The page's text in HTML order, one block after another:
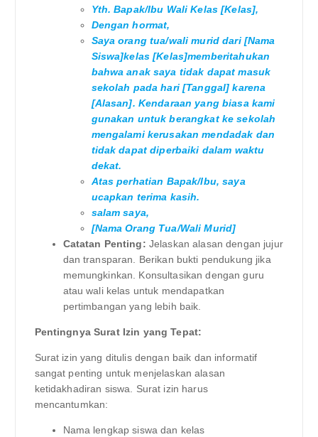
Yth. Bapak/Ibu Wali Kelas [Kelas],
Dengan hormat,
Saya orang tua/wali murid dari [Nama
Siswa]kelas [Kelas]memberitahukan
bahwa anak saya tidak dapat masuk
sekolah pada hari [Tanggal] karena
[Alasan]. Kendaraan yang biasa kami
gunakan untuk berangkat ke sekolah
mengalami kerusakan mendadak dan
tidak dapat diperbaiki dalam waktu
dekat.
Atas perhatian Bapak/Ibu, saya
ucapkan terima kasih.
salam saya,
[Nama Orang Tua/Wali Murid]
Catatan Penting: Jelaskan alasan dengan jujur
dan transparan. Berikan bukti pendukung jika
memungkinkan. Konsultasikan dengan guru
atau wali kelas untuk mendapatkan
pertimbangan yang lebih baik.
Pentingnya Surat Izin yang Tepat:
Surat izin yang ditulis dengan baik dan informatif
sangat penting untuk menjelaskan alasan
ketidakhadiran siswa. Surat izin harus
mencantumkan:
Nama lengkap siswa dan kelas